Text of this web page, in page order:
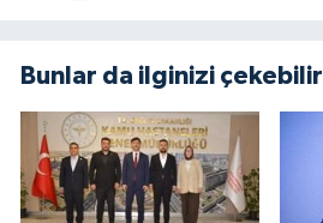
Bunlar da ilginizi çekebilir